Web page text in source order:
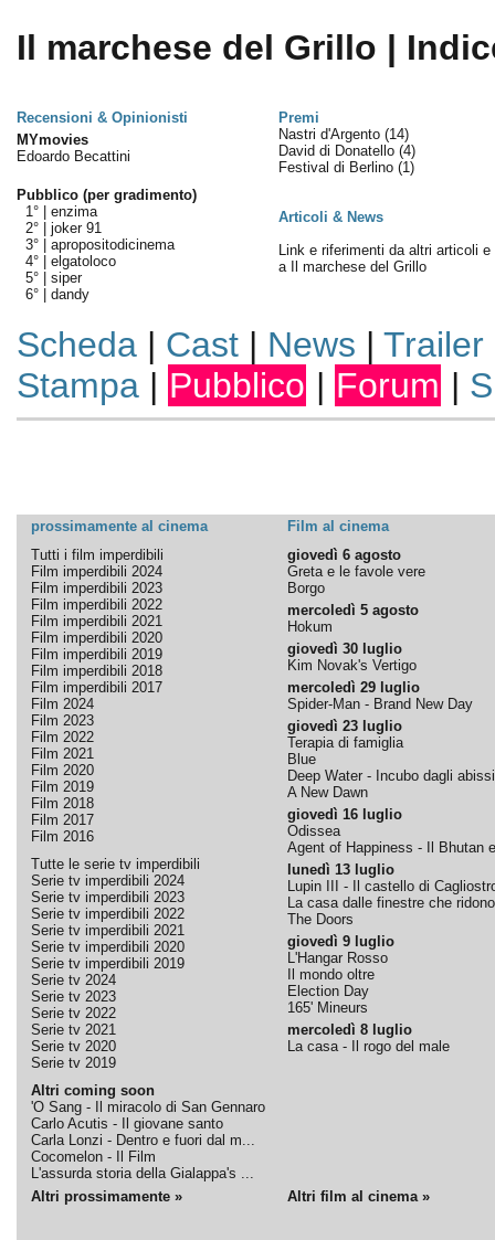
Il marchese del Grillo |
Recensioni & Opinionisti
Premi
MYmovies
Edoardo Becattini
Pubblico (per gradimento)
1° | enzima
2° | joker 91
3° | apropositodicinema
4° | elgatoloco
5° | siper
6° | dandy
Nastri d'Argento (14)
David di Donatello (4)
Festival di Berlino (1)
Articoli & News
Link e riferimenti da altri articoli e
a Il marchese del Grillo
Scheda| Cast| News | Trailer
Stampa| Pubblico | Forum |
prossimamente al cinema
Film al cinema
Tutti i film imperdibili
Film imperdibili 2024
Film imperdibili 2023
Film imperdibili 2022
Film imperdibili 2021
Film imperdibili 2020
Film imperdibili 2019
Film imperdibili 2018
Film imperdibili 2017
Film 2024
Film 2023
Film 2022
Film 2021
Film 2020
Film 2019
Film 2018
Film 2017
Film 2016
Tutte le serie tv imperdibili
Serie tv imperdibili 2024
Serie tv imperdibili 2023
Serie tv imperdibili 2022
Serie tv imperdibili 2021
Serie tv imperdibili 2020
Serie tv imperdibili 2019
Serie tv 2024
Serie tv 2023
Serie tv 2022
Serie tv 2021
Serie tv 2020
Serie tv 2019
Altri coming soon
'O Sang - Il miracolo di San Gennaro
Carlo Acutis - Il giovane santo
Carla Lonzi - Dentro e fuori dal m...
Cocomelon - Il Film
L'assurda storia della Gialappa's ...
giovedì 6 agosto
Greta e le favole vere
Borgo
mercoledì 5 agosto
Hokum
giovedì 30 luglio
Kim Novak's Vertigo
mercoledì 29 luglio
Spider-Man - Brand New Day
giovedì 23 luglio
Terapia di famiglia
Blue
Deep Water - Incubo dagli abissi
A New Dawn
giovedì 16 luglio
Odissea
Agent of Happiness - Il Bhutan
lunedì 13 luglio
Lupin III - Il castello di
La casa dalle finestre che ridono
The Doors
giovedì 9 luglio
L'Hangar Rosso
Il mondo oltre
Election Day
165' Mineurs
mercoledì 8 luglio
La casa - Il rogo del male
Altri prossimamente » Altri film al cinema »